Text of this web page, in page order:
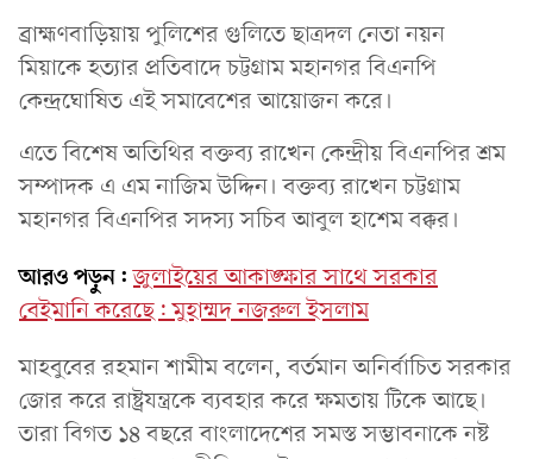
ব্রাহ্মণবাড়িয়ায় পুলিশের গুলিতে ছাত্রদল নেতা নয়ন
মিয়াকে হত্যার প্রতিবাদে চট্টগ্রাম মহানগর বিএনপি
কেন্দ্রঘোষিত এই সমাবেশের আয়োজন করে।
এতে বিশেষ অতিথির বক্তব্য রাখেন কেন্দ্রীয় বিএনপির শ্রম
সম্পাদক এ এম নাজিম উদ্দিন। বক্তব্য রাখেন চট্টগ্রাম
মহানগর বিএনপির সদস্য সচিব আবুল হাশেম বক্কর।
আরও পড়ুন: জুলাইয়ের আকাঙ্ক্ষার সাথে সরকার
বেইমানি করেছে: মুহাম্মদ নজরুল ইসলাম
মাহবুবের রহমান শামীম বলেন, বর্তমান অনির্বাচিত সরকার
জোর করে রাষ্ট্রযন্ত্রকে ব্যবহার করে ক্ষমতায় টিকে আছে।
তারা বিগত ১৪ বছরে বাংলাদেশের সমস্ত সম্ভাবনাকে নষ্ট